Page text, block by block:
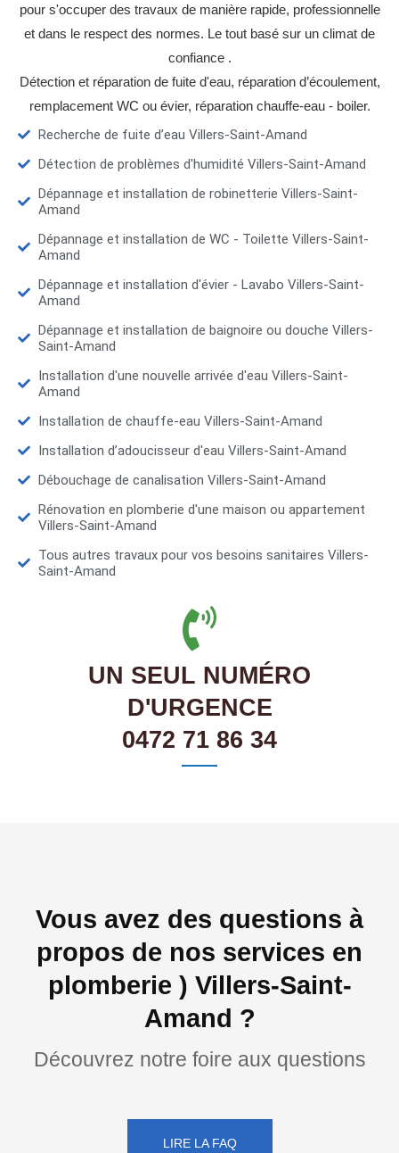
pour s'occuper des travaux de manière rapide, professionnelle
et dans le respect des normes. Le tout basé sur un climat de
confiance .
Détection et réparation de fuite d'eau, réparation d’écoulement,
remplacement WC ou évier, réparation chauffe-eau - boiler.
Recherche de fuite d’eau Villers-Saint-Amand
Détection de problèmes d'humidité Villers-Saint-Amand
Dépannage et installation de robinetterie Villers-Saint-
Amand
Dépannage et installation de WC - Toilette Villers-Saint-
Amand
Dépannage et installation d'évier - Lavabo Villers-Saint-
Amand
Dépannage et installation de baignoire ou douche Villers-
Saint-Amand
Installation d'une nouvelle arrivée d'eau Villers-Saint-
Amand
Installation de chauffe-eau Villers-Saint-Amand
Installation d’adoucisseur d'eau Villers-Saint-Amand
Débouchage de canalisation Villers-Saint-Amand
Rénovation en plomberie d'une maison ou appartement
Villers-Saint-Amand
Tous autres travaux pour vos besoins sanitaires Villers-
Saint-Amand
UN SEUL NUMÉRO
D'URGENCE
0472 71 86 34
Vous avez des questions à
propos de nos services en
plomberie ) Villers-Saint-
Amand ?
Découvrez notre foire aux questions
LIRE LA FAQ